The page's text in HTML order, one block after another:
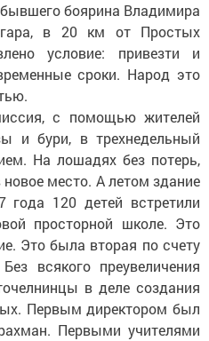
боярина Владимира
в 20 км от Простых
условие: привезти и
сроки. Народ это
с помощью жителей
и бури, в трехнедельный
На лошадях без потерь,
место. А летом здание
года 120 детей встретили
просторной школе. Это
Это была вторая по счету
всякого преувеличения
в деле создания
Первым директором был
Первыми учителями